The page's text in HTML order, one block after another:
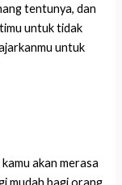
tentunya, dan
untuk tidak
untuk
akan merasa
mudah bagi orang